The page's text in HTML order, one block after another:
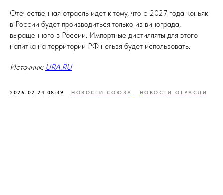
Отечественная отрасль идет к тому, что с 2027 года коньяк
в России будет производиться только из винограда,
выращенного в России. Импортные дистилляты для этого
напитка на территории РФ нельзя будет использовать.
Источник: URA.RU
2026-02-24 08:39 НОВОСТИ СОЮЗА НОВОСТИ ОТРАСЛИ